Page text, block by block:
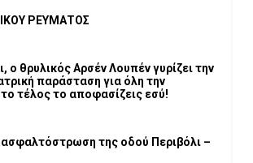
ΡΕΥΜΑΤΟΣ
ο θρυλικός Αρσέν Λουπέν γυρίζει την
παράσταση για όλη την
όπου το τέλος το αποφασίζεις εσύ!
της οδού Περιβόλι –